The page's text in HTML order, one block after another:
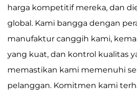
harga kompetitif mereka, dan
global. Kami bangga dengan
manufaktur canggih kami,
yang kuat, dan kontrol kualitas
memastikan kami memenuhi
pelanggan. Komitmen kami